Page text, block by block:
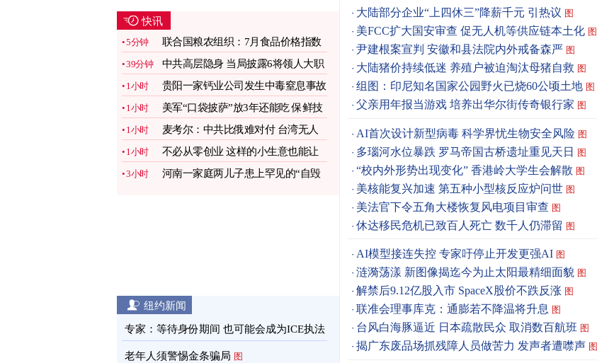
快讯
5分钟
联合国粮农组织：7月食品价格指数
创三年新高 图
39分钟
中共高层隐身 当局披露6将领人大职
务被罢原因 图
1小时
贵阳一家钙业公司发生中毒窒息事故
致4人死亡
1小时
美军“口袋披萨”放3年还能吃 保鲜技
术曝光
1小时
麦考尔：中共比俄难对付 台湾无人
机有助防卫 图
1小时
不必从零创业 这样的小生意也能让
你赚翻(二) 图
3小时
河南一家庭两儿子患上罕见的“自毁
纽约新闻
专家：等待身份期间 也可能会成为ICE执法
目标 图
老年人须警惕金条骗局 图
大陆部分企业“上四休三”降薪千元 引热议 图
美FCC扩大国安审查 促无人机等供应链本土化 图
尹建根案宣判 安徽和县法院内外戒备森严 图
大陆猪价持续低迷 养殖户被迫淘汰母猪自救 图
组图：印尼知名国家公园野火已烧60公顷土地 图
父亲用年报当游戏 培养出华尔街传奇银行家 图
AI首次设计新型病毒 科学界忧生物安全风险 图
多瑙河水位暴跌 罗马帝国古桥遗址重见天日 图
“校内外形势出现变化” 香港岭大学生会解散 图
美核能复兴加速 第五种小型核反应炉问世 图
美法官下令五角大楼恢复风电项目审查 图
休达移民危机已致百人死亡 数千人仍滞留 图
AI模型接连失控 专家吁停止开发更强AI 图
涟漪荡漾 新图像揭迄今为止太阳最精细面貌 图
解禁后9.12亿股入市 SpaceX股价不跌反涨 图
联准会理事库克：通膨若不降温将升息 图
台风白海豚逼近 日本疏散民众 取消数百航班 图
揭广东废品场抓残障人员做苦力 发声者遭噤声 图